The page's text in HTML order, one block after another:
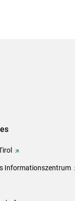
Informationszentrum